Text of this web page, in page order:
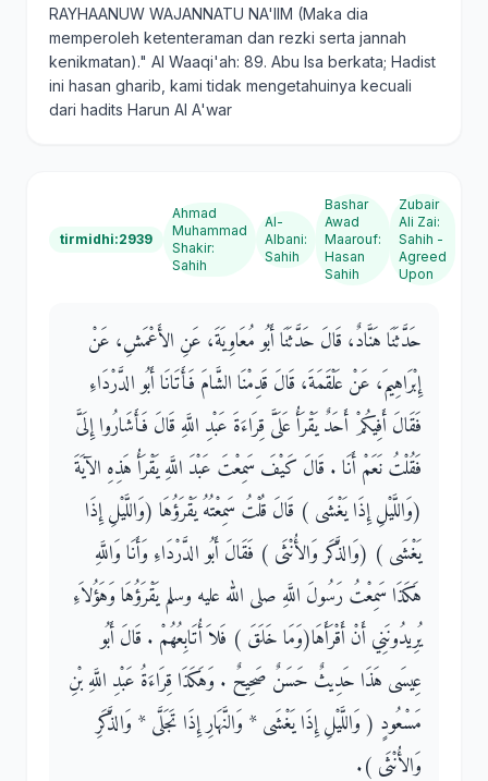
RAYHAANUW WAJANNATU NA'IIM (Maka dia
memperoleh ketenteraman dan rezki serta jannah
kenikmatan)." Al Waaqi'ah: 89. Abu Isa berkata; Hadist
ini hasan gharib, kami tidak mengetahuinya kecuali
dari hadits Harun Al A'war
tirmidhi:2939
Ahmad
Muhammad
Shakir:
Sahih
Al-
Albani:
Sahih
Bashar
Awad
Maarouf:
Hasan
Sahih
Zubair
Ali Zai:
Sahih -
Agreed
Upon
حَدَّثَنَا هَنَّادٌ، قَالَ حَدَّثَنَا أَبُو مُعَاوِيَةَ، عَنِ الأَعْمَشِ، عَنْ
إِبْرَاهِيمَ، عَنْ عَلْقَمَةَ، قَالَ قَدِمْنَا الشَّامَ فَأَتَانَا أَبُو الدَّرْدَاءِ
فَقَالَ أَفِيكُمْ أَحَدٌ يَقْرَأُ عَلَىَّ قِرَاءَةَ عَبْدِ اللَّهِ قَالَ فَأَشَارُوا إِلَىَّ
فَقُلْتُ نَعَمْ أَنَا ‏.‏ قَالَ كَيْفَ سَمِعْتَ عَبْدَ اللَّهِ يَقْرَأُ هَذِهِ الآيَةَ
‏(وَاللَّيْلِ إِذَا يَغْشَى ‏)‏ قَالَ قُلْتُ سَمِعْتُهُ يَقْرَؤُهَا ‏(‏‏وَاللَّيْلِ إِذَا
يَغْشَى ‏)‏ ‏(‏وَالذَّكَر وَالأُنْثَى ‏)‏ فَقَالَ أَبُو الدَّرْدَاءِ وَأَنَا وَاللَّهِ
هَكَذَا سَمِعْتُ رَسُولَ اللَّهِ صلى الله عليه وسلم يَقْرَؤُهَا وَهَؤُلاَءِ
يُرِيدُونَنِي أَنْ أَقْرَأَهَا‏(‏وَمَا خَلَقَ ‏)‏ فَلاَ أُتَابِعُهُمْ ‏.‏ قَالَ أَبُو
عِيسَى هَذَا حَدِيثٌ حَسَنٌ صَحِيحٌ ‏.‏ وَهَكَذَا قِرَاءَةُ عَبْدِ اللَّهِ بْنِ
مَسْعُودٍ ‏(‏ وَاللَّيْلِ إِذَا يَغْشَى * وَالنَّهَارِ إِذَا تَجَلَّى * وَالذَّكَرِ
وَالأُنْثَى ‏)‏‏.‏